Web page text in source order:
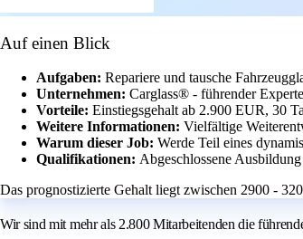
Auf einen Blick
Aufgaben: Repariere und tausche
Unternehmen: Carglass® - führender
Vorteile: Einstiegsgehalt ab 2.900 EUR, 30
Weitere Informationen: Vielfältige
Warum dieser Job: Werde Teil eines
Qualifikationen: Abgeschlossene
Das prognostizierte Gehalt liegt zwischen 2900 -
Wir sind mit mehr als 2.800 Mitarbeitenden die